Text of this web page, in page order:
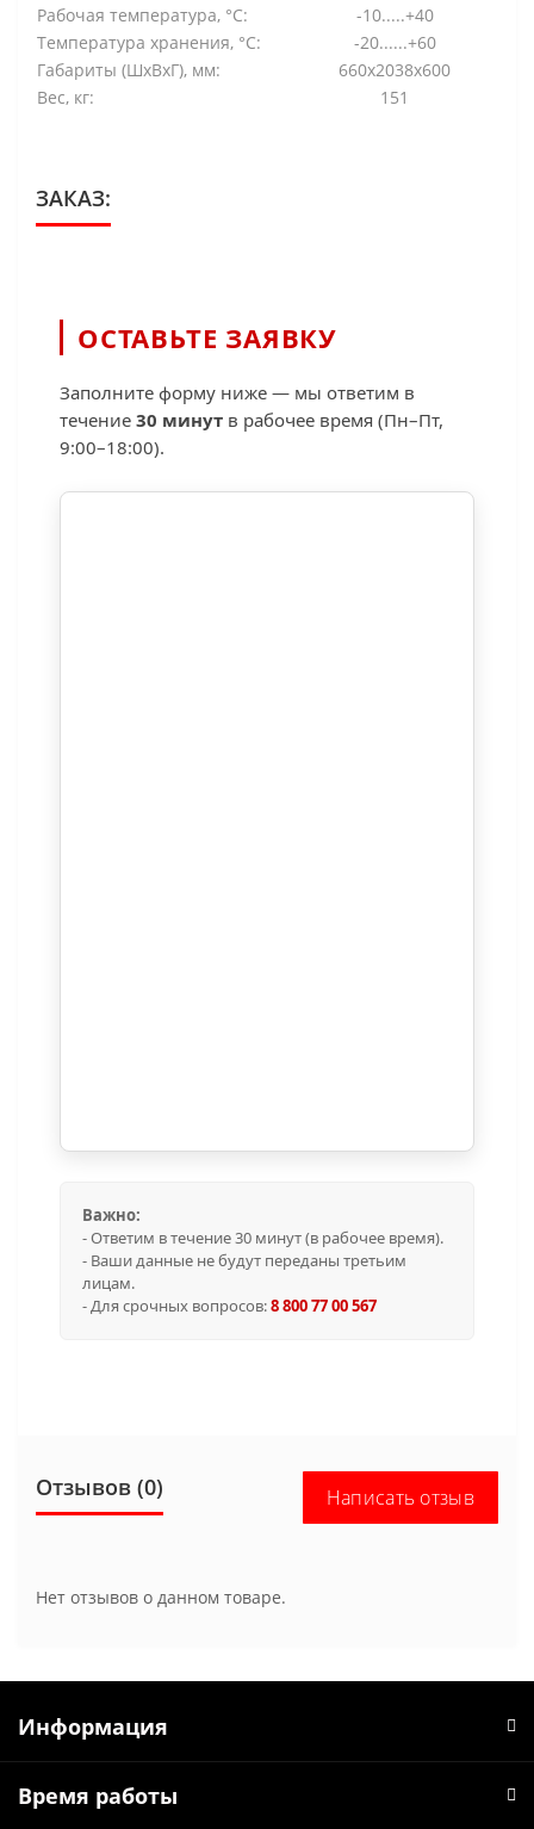
Рабочая температура, °С:
-10.....+40
Температура хранения, °С:
-20......+60
Габариты (ШхВхГ), мм:
660x2038x600
Вес, кг:
151
ЗАКАЗ:
ОСТАВЬТЕ ЗАЯВКУ
Заполните форму ниже — мы ответим в
течение 30 минут в рабочее время (Пн–Пт,
9:00–18:00).
Важно:
- Ответим в течение 30 минут (в рабочее время).
- Ваши данные не будут переданы третьим
лицам.
- Для срочных вопросов:8 800 77 00 567
Отзывов (0) Написать отзыв
Нет отзывов о данном товаре.
Информация
Время работы